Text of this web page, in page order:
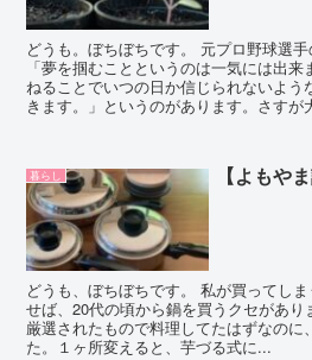
どうも。ぼちぼちです。 元プロ野球選
「夢を掴むことというのは一気には出
ねることでいつの日か信じられないよ
きます。」というのがあります。さすが
暮らし 【よもや
どうも、ぼちぼちです。 私が買ってし
せば、20代の頃から鍋を買うクセがあり
厳選されたもので料理してたはずなのに
た。１ヶ所変えると、芋づる式に...